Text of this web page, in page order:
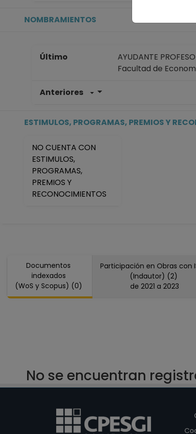
NOMBRAMIENTOS
Último
AYUDANTE
Facultad de
Anteriores
AYUDANTE
ESTIMULOS, PROGRAMAS, PREMIOS Y
NO CUENTA CON
ESTIMULOS,
PROGRAMAS,
PREMIOS Y
RECONOCIMIENTOS
Documentos
indexados
(WoS y Scopus) (0)
Participación en Obras con
(Indautor) (2)
de 2021 a 2023
No se encuentran